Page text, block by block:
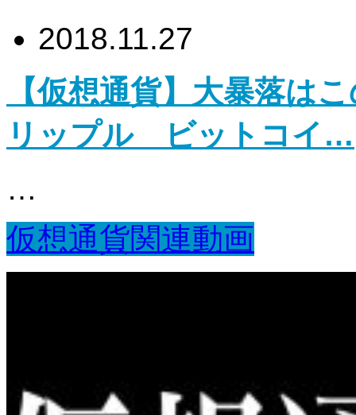
2018.11.27
【仮想通貨】大暴落
リップル ビットコイ…
…
仮想通貨関連動画